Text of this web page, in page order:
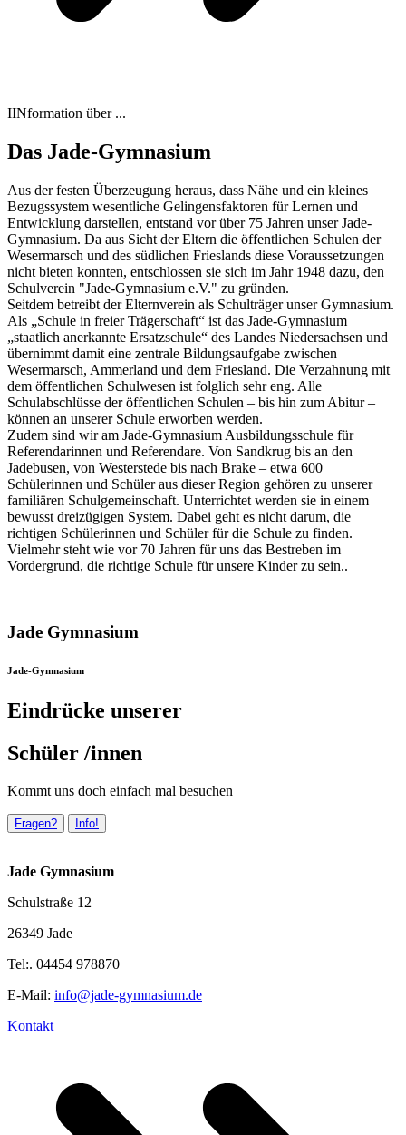
IINformation über ...
Das Jade-Gymnasium
Aus der festen Überzeugung heraus, dass Nähe und ein kleines
Bezugssystem wesentliche Gelingensfaktoren für Lernen und
Entwicklung darstellen, entstand vor über 75 Jahren unser Jade-
Gymnasium. Da aus Sicht der Eltern die öffentlichen Schulen der
Wesermarsch und des südlichen Frieslands diese Voraussetzungen
nicht bieten konnten, entschlossen sie sich im Jahr 1948 dazu, den
Schulverein "Jade-Gymnasium e.V." zu gründen.
Seitdem betreibt der Elternverein als Schulträger unser Gymnasium.
Als „Schule in freier Trägerschaft“ ist das Jade-Gymnasium
„staatlich anerkannte Ersatzschule“ des Landes Niedersachsen und
übernimmt damit eine zentrale Bildungsaufgabe zwischen
Wesermarsch, Ammerland und dem Friesland. Die Verzahnung mit
dem öffentlichen Schulwesen ist folglich sehr eng. Alle
Schulabschlüsse der öffentlichen Schulen – bis hin zum Abitur –
können an unserer Schule erworben werden.
Zudem sind wir am Jade-Gymnasium Ausbildungsschule für
Referendarinnen und Referendare. Von Sandkrug bis an den
Jadebusen, von Westerstede bis nach Brake – etwa 600
Schülerinnen und Schüler aus dieser Region gehören zu unserer
familiären Schulgemeinschaft. Unterrichtet werden sie in einem
bewusst dreizügigen System. Dabei geht es nicht darum, die
richtigen Schülerinnen und Schüler für die Schule zu finden.
Vielmehr steht wie vor 70 Jahren für uns das Bestreben im
Vordergrund, die richtige Schule für unsere Kinder zu sein..
Jade Gymnasium
Jade-Gymnasium
Eindrücke unserer
Schüler /innen
Kommt uns doch einfach mal besuchen
Fragen? Info!
Jade Gymnasium
Schulstraße 12
26349 Jade
Tel:. 04454 978870
E-Mail: info@jade-gymnasium.de
Kontakt